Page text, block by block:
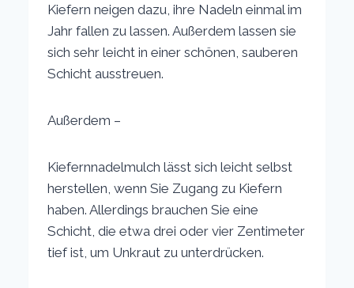
Kiefern neigen dazu, ihre Nadeln einmal im
Jahr fallen zu lassen. Außerdem lassen sie
sich sehr leicht in einer schönen, sauberen
Schicht ausstreuen.
Außerdem –
Kiefernnadelmulch lässt sich leicht selbst
herstellen, wenn Sie Zugang zu Kiefern
haben. Allerdings brauchen Sie eine
Schicht, die etwa drei oder vier Zentimeter
tief ist, um Unkraut zu unterdrücken.